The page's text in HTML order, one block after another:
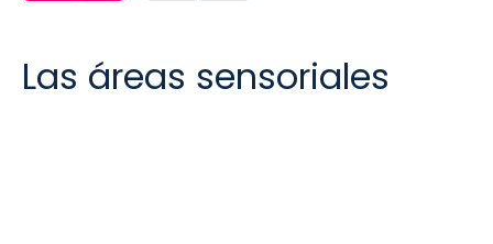
Las áreas sensoriales